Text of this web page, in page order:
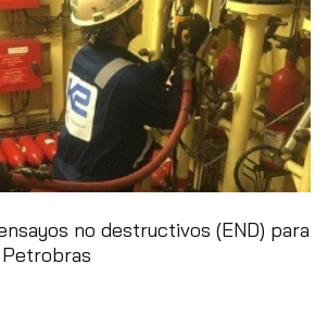
no destructivos (END) para